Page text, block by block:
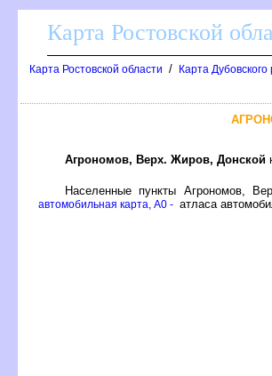
Карта Ростовской
Карта Ростовской области / Карта
Агрономов, Верх. Жиров, Донской
Населенные пункты Агрономов,
автомобильная карта, A0 - атласа